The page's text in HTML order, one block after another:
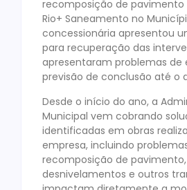
recomposição de pavimento
Rio+ Saneamento no
concessionária apresentou
para recuperação das
apresentaram problemas de
previsão de conclusão até o
Desde o início do ano, a
Municipal vem cobrando
identificadas em obras
empresa, incluindo
recomposição de pavimento,
desnivelamentos e outros